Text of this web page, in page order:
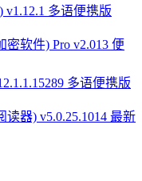
v1.12.1 多语便携版
密软件) Pro v2.013 便
多语便携版
器) v5.0.25.1014 最新